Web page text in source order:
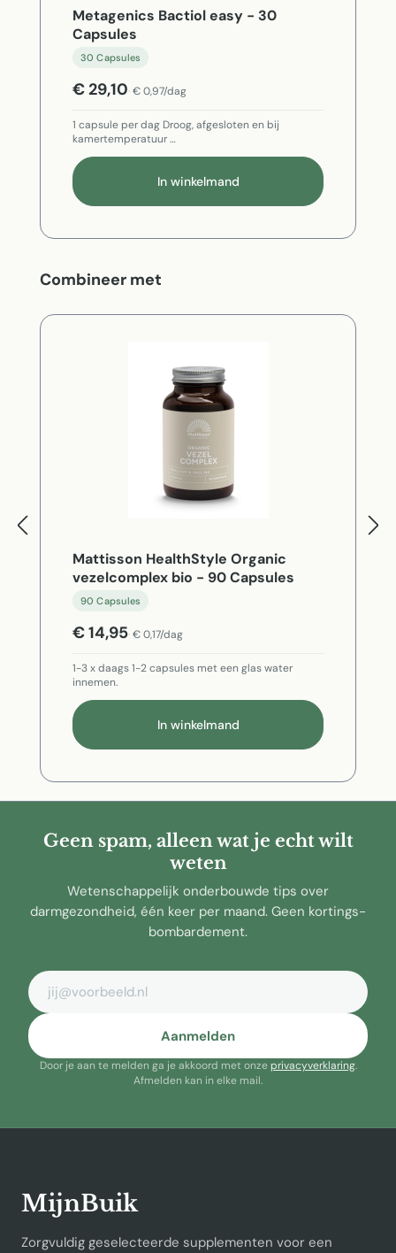
Metagenics Bactiol easy - 30
Capsules
30 Capsules
€ 29,10 € 0,97/dag
1 capsule per dag Droog, afgesloten en bij
kamertemperatuur …
In winkelmand
Productgalerij overslaan
Combineer met
Mattisson HealthStyle Organic
vezelcomplex bio - 90 Capsules
90 Capsules
€ 14,95 € 0,17/dag
1-3 x daags 1-2 capsules met een glas water
innemen.
In winkelmand
Geen spam, alleen wat je echt wilt
weten
Wetenschappelijk onderbouwde tips over
darmgezondheid, één keer per maand. Geen kortings-
bombardement.
E-mailadres
Aanmelden
Door je aan te melden ga je akkoord met onzeprivacyverklaring.
Afmelden kan in elke mail.
MijnBuik
Zorgvuldig geselecteerde supplementen voor een